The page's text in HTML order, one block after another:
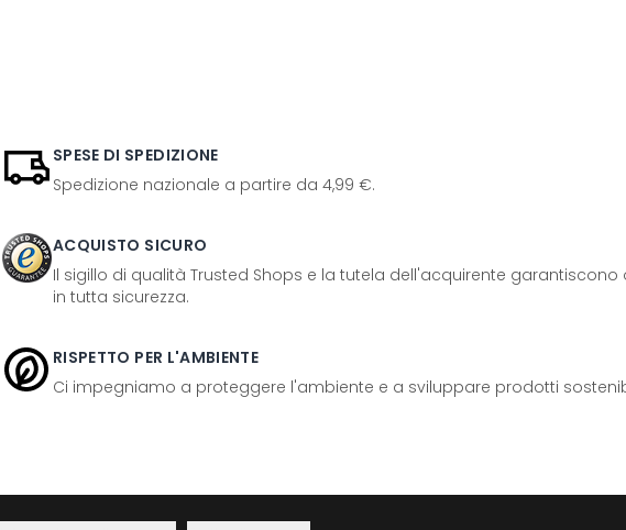
SPESE DI SPEDIZIONE
Spedizione nazionale a partire da 4,99 €.
ACQUISTO SICURO
Il sigillo di qualità Trusted Shops e la tutela dell'acquirente garantiscono
in tutta sicurezza.
RISPETTO PER L'AMBIENTE
Ci impegniamo a proteggere l'ambiente e a sviluppare prodotti